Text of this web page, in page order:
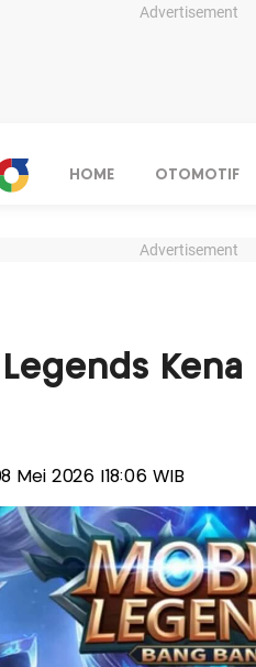
Advertisement
HOME OTOMOTIF
Advertisement
Kena
Mei 2026 |18:06 WIB